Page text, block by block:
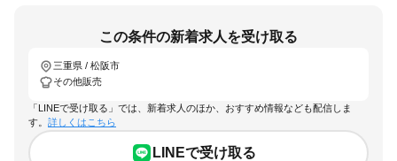
この条件の新着求人を受け取る
三重県 / 松阪市
その他販売
「LINEで受け取る」では、新着求人のほか、おすすめ情報なども配信しま
す。 詳しくはこちら
LINEで受け取る